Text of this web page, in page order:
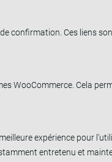
confirmation. Ces liens
WooCommerce. Cela
expérience pour
entretenu et